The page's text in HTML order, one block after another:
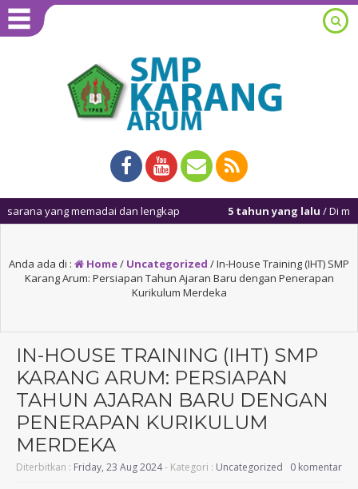
memadai dan lengkap 5 tahun yang lalu/ Di masa
Anda ada di : Home/ Uncategorized /In-House Training (IHT) SMP
Karang Arum: Persiapan Tahun Ajaran Baru dengan Penerapan
Kurikulum Merdeka
IN-HOUSE TRAINING (IHT) SMP
KARANG ARUM: PERSIAPAN
TAHUN AJARAN BARU DENGAN
PENERAPAN KURIKULUM
MERDEKA
Diterbitkan : Friday, 23 Aug 2024- Kategori : Uncategorized 0 komentar